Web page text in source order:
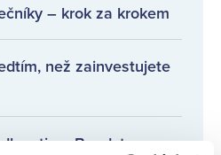
– krok za krokem
než zainvestujete
na Bondsteru